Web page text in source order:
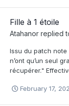
Fille à 1 étoile
Atahanor replied
Issu du patch note
n’ont qu’un seul
récupérer."
February 17,